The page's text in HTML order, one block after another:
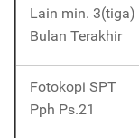
Lain min. 3(tiga)
Bulan Terakhir
Fotokopi SPT
Pph Ps.21